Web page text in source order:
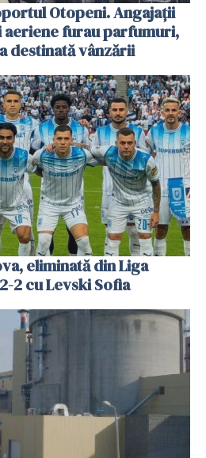
Otopeni. Angajații
furau parfumuri,
destinată vânzării
eliminată din Liga
2 cu Levski Sofia